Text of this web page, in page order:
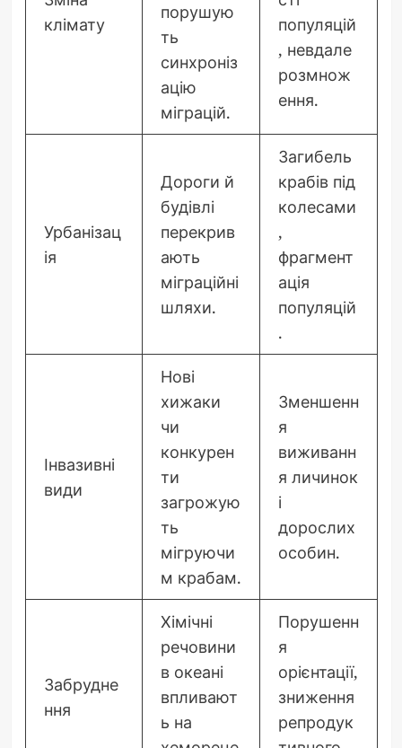
клімату
порушую
ть
синхроніз
ацію
міграцій.
популяцій
, невдале
розмнож
ення.
Урбанізац
ія
Дороги й
будівлі
перекрив
ають
міграційні
шляхи.
Загибель
крабів під
колесами
,
фрагмент
ація
популяцій
.
Інвазивні
види
Нові
хижаки
чи
конкурен
ти
загрожую
ть
мігруючи
м крабам.
Зменшенн
я
виживанн
я личинок
і
дорослих
особин.
Забрудне
ння
Хімічні
речовини
в океані
впливают
ь на
Порушенн
я
орієнтації,
зниження
репродук